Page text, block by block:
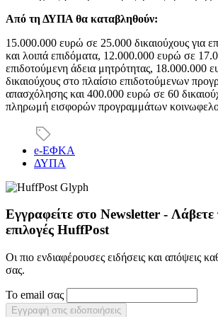
Από τη ΔΥΠΑ θα καταβληθούν:
15.000.000 ευρώ σε 25.000 δικαιούχους για
και λοιπά επιδόματα, 12.000.000 ευρώ σε
επιδοτούμενη άδεια μητρότητας, 18.000.000
δικαιούχους στο πλαίσιο επιδοτούμενων
απασχόλησης και 400.000 ευρώ σε 60
πληρωμή εισφορών προγραμμάτων
e-ΕΦΚΑ
ΔΥΠΑ
Εγγραφείτε στο Newsletter - Λάβετε
επιλογές HuffPost
Οι πιο ενδιαφέρουσες ειδήσεις και απόψεις
σας.
Το email σας
Εγγραφή στις ειδοποιήσεις